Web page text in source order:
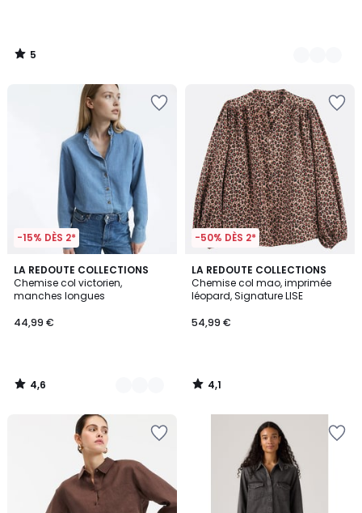
5
/
-15% DÈS 2*
LA REDOUTE COLLECTIONS
Chemise col victorien,
manches longues
44,99 €
4,6
/ 5
3
Couleurs
4,6
/
-50% DÈS 2*
LA REDOUTE COLLECTIONS
Chemise col mao, imprimée
léopard, Signature LISE
54,99 €
4,1
/ 5
4,1
/